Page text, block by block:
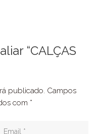
“CALÇAS
publicado. Campos
com *